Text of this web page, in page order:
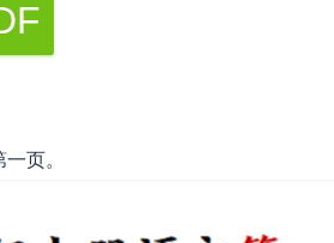
页。